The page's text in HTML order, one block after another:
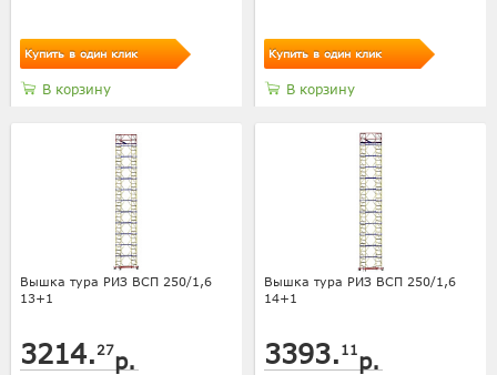
Купить в один клик
В корзину
Купить в один клик
В корзину
Вышка тура РИЗ ВСП 250/1,6
13+1
3214. 27р.
Вышка тура РИЗ ВСП 250/1,6
14+1
3393. 11р.